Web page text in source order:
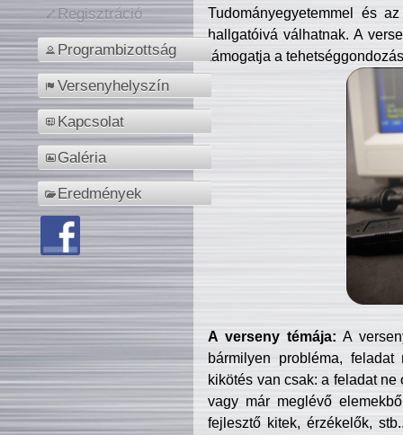
Regisztráció
Programbizottság
Versenyhelyszín
Kapcsolat
Galéria
Eredmények
Tudományegyetemmel és
hallgatóivá válhatnak. A
támogatja a
A verseny témája: A
bármilyen probléma, feladat
kikötés van csak: a feladat
vagy már meglévő
fejlesztő kitek, érzékelők,